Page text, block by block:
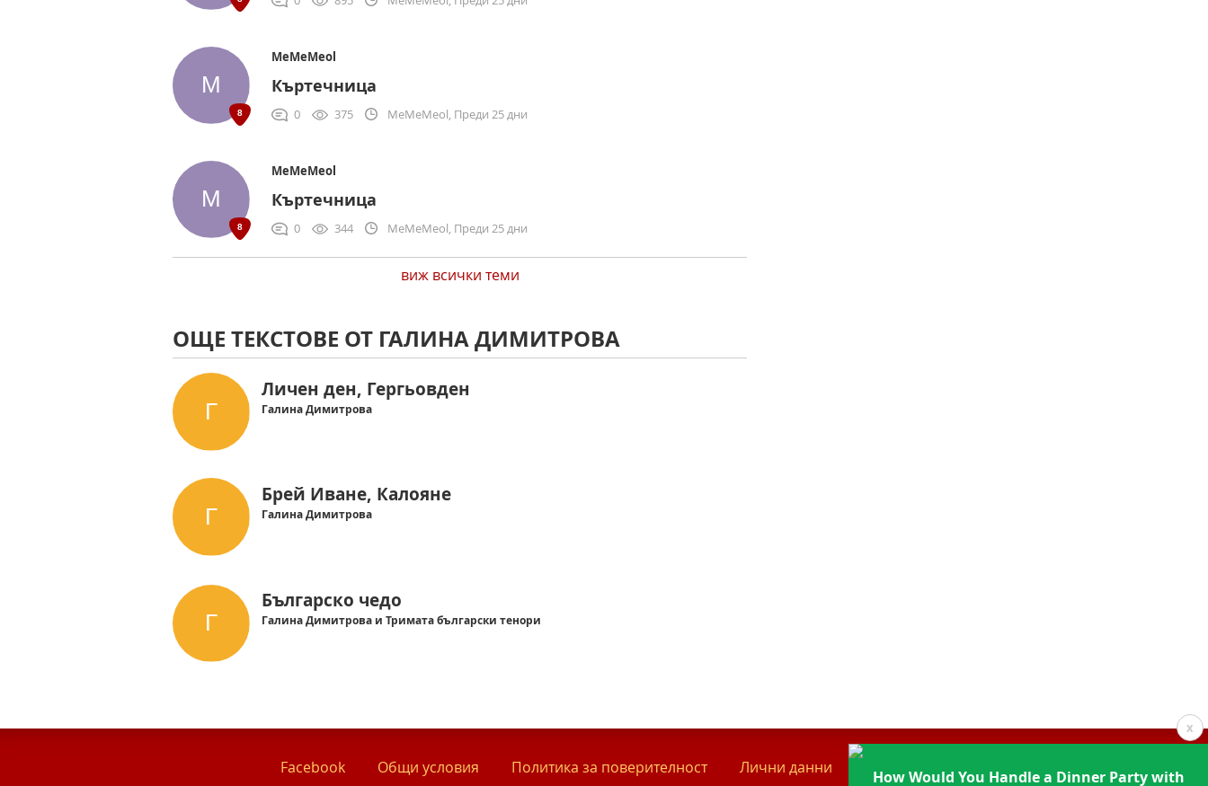
MeMeMeol
Къртечница
0 375 MeMeMeol, Преди 25 дни
MeMeMeol
Къртечница
0 344 MeMeMeol, Преди 25 дни
виж всички теми
ОЩЕ ТЕКСТОВЕ ОТ ГАЛИНА ДИМИТРОВА
Личен ден, Гергьовден
Галина Димитрова
Брей Иване, Калояне
Галина Димитрова
Българско чедо
Галина Димитрова и Тримата български тенори
x
How Would You Handle a Dinner Party with
Facebook Общи условия Политика за поверителност Лични данни Контакти